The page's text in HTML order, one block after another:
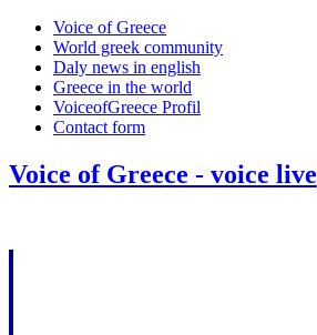
Voice of Greece
World greek community
Daly news in english
Greece in the world
VoiceofGreece Profil
Contact form
Voice of Greece - voice live